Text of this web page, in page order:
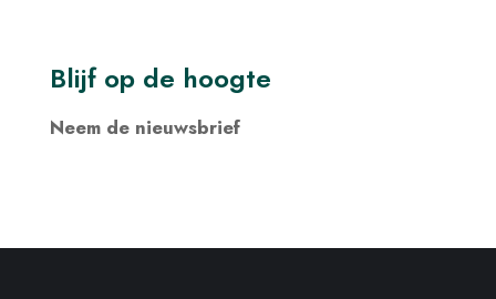
Blijf op de hoogte
Neem de nieuwsbrief